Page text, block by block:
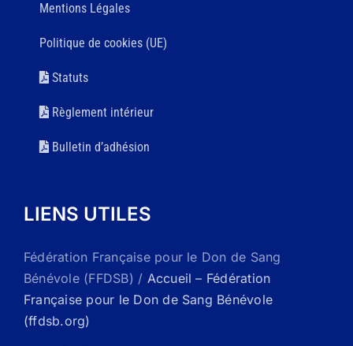
Mentions Légales
Politique de cookies (UE)
Statuts
Règlement intérieur
Bulletin d’adhésion
LIENS UTILES
Fédération Française pour le Don de Sang
Bénévole (FFDSB) / Accueil – Fédération
Française pour le Don de Sang Bénévole
(ffdsb.org)